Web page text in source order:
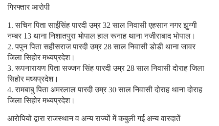
गिरफ्तार आरोपी
1. सचिन पिता साईसिंह पारदी उम्र 32 साल निवासी एहसान नगर झुग्गी
नम्बर 13 थाना निशातपुरा भोपाल हाल रूनाह थाना नजीराबाद भोपाल।
2. पपुन पिता सहीसराज पारदी उम्र 28 साल निवासी डोडी थाना जावर
जिला सिहोर मध्यप्रदेश।
3. रूपनारायण पिता सज्जन सिंह पारदी उम्र 28 साल निवासी दोराह जिला
सिहोर मध्यप्रदेश।
4. रामबाबु पिता अमरलाल पारदी उम्र 30 साल निवासी दोराह थाना दोराह
जिला सिहोर मध्यप्रदेश।
आरोपियों द्वारा राजस्थान व अन्य राज्यों में कबुली गई अन्य वारदातें